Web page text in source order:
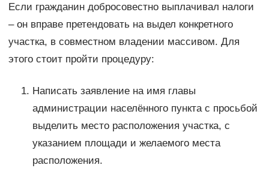
Если гражданин добросовестно выплачивал налоги
– он вправе претендовать на выдел конкретного
участка, в совместном владении массивом. Для
этого стоит пройти процедуру:
Написать заявление на имя главы
администрации населённого пункта с просьбой
выделить место расположения участка, с
указанием площади и желаемого места
расположения.